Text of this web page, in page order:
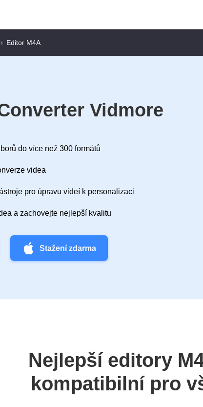
Editor M4A
Vidmore
do více než 300 formátů
videa
pro úpravu videí k personalizaci
a zachovejte nejlepší kvalitu
Stažení zdarma
Nejlepší editory
kompatibilní pro